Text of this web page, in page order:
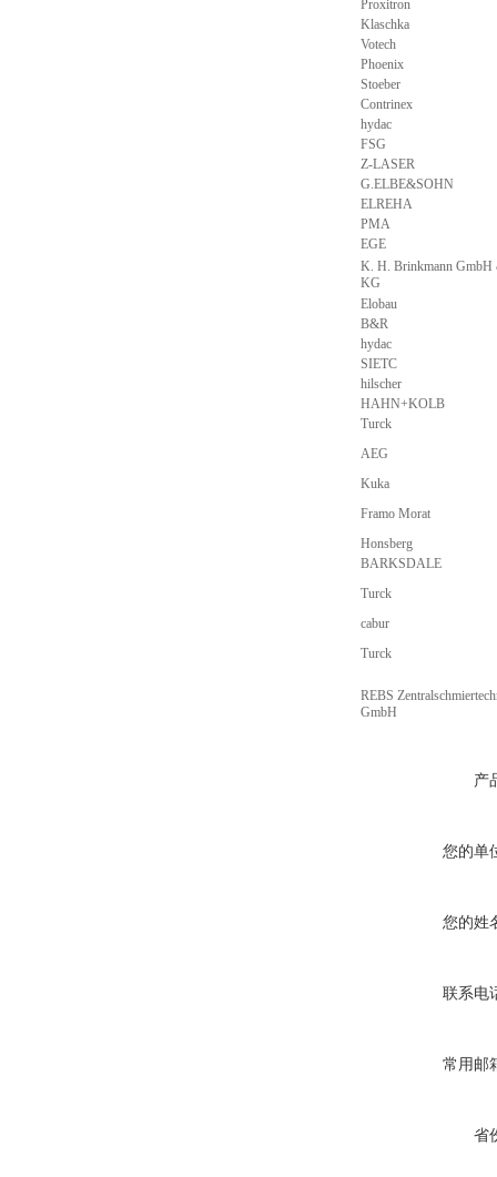
Proxitron
Klaschka
Votech
Phoenix
Stoeber
Contrinex
hydac
FSG
Z-LASER
G.ELBE&SOHN
ELREHA
PMA
EGE
K. H. Brinkmann GmbH
KG
Elobau
B&R
hydac
SIETC
hilscher
HAHN+KOLB
Turck
AEG
Kuka
Framo Morat
Honsberg
BARKSDALE
Turck
cabur
Turck
REBS
GmbH
产
您的单
您的姓
联系电
常用邮
省